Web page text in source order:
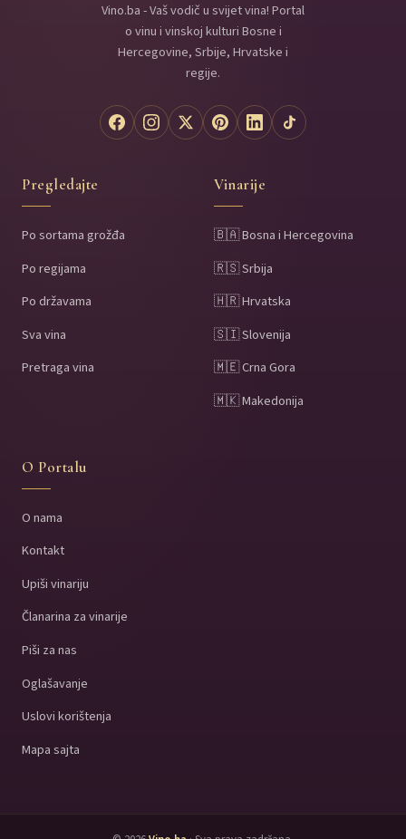
Vino.ba - Vaš vodič u svijet vina! Portal
o vinu i vinskoj kulturi Bosne i
Hercegovine, Srbije, Hrvatske i
regije.
Pregledajte
Po sortama grožđa
Po regijama
Po državama
Sva vina
Pretraga vina
Vinarije
🇧🇦 Bosna i Hercegovina
🇷🇸 Srbija
🇭🇷 Hrvatska
🇸🇮 Slovenija
🇲🇪 Crna Gora
🇲🇰 Makedonija
O Portalu
O nama
Kontakt
Upiši vinariju
Članarina za vinarije
Piši za nas
Oglašavanje
Uslovi korištenja
Mapa sajta